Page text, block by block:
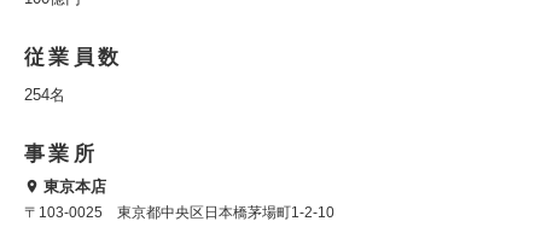
従業員数
254名
事業所
東京本店
〒103-0025 東京都中央区日本橋茅場町1-2-10